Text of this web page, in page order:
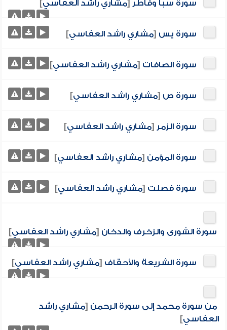
سورة سبأ وفاطر [مشاري راشد العفاسي]
سورة يس [مشاري راشد العفاسي]
سورة الصافات [مشاري راشد العفاسي]
سورة ص [مشاري راشد العفاسي]
سورة الزمر [مشاري راشد العفاسي]
سورة المؤمن [مشاري راشد العفاسي]
سورة فصلت [مشاري راشد العفاسي]
سورة الشورى والزخرف والدخان [مشاري راشد العفاسي]
سورة الشريعة والأحقاف [مشاري راشد العفاسي]
من سورة محمد إلى سورة الرحمن [مشاري راشد
العفاسي]